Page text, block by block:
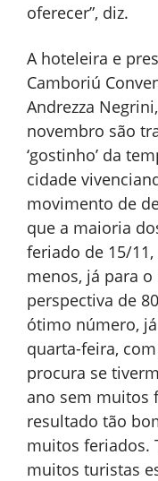
oferecer”, diz.
A hoteleira e
Camboriú
Andrezza
novembro são
‘gostinho’ da
cidade
movimento de
que a maioria
feriado de 15/
menos, já para
perspectiva de
ótimo número,
quarta-feira,
procura se
ano sem muitos
resultado tão
muitos feriados.
muitos turistas